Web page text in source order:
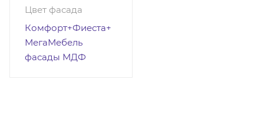
Цвет фасада
Комфорт+Фиеста+
МегаМебель
фасады МДФ